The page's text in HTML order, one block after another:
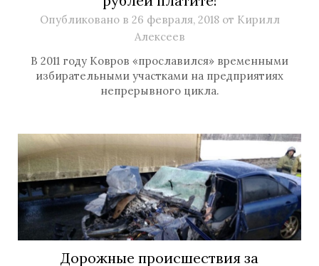
Опубликовано в 26 февраля, 2018от Кирилл
Алексеев
В 2011 году Ковров «прославился» временными
избирательными участками на предприятиях
непрерывного цикла.
Дорожные происшествия за